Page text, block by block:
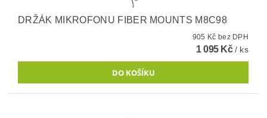
DRŽÁK MIKROFONU FIBER MOUNTS M8C98
905 Kč bez DPH
1 095 Kč/ ks